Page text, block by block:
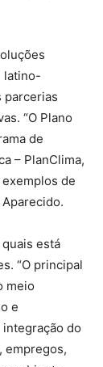
latino-
parcerias
“O Plano
de
– PlanClima,
de
está
“O principal
meio
e
integração do
empregos,